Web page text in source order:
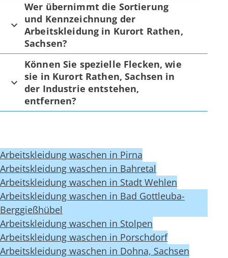
Wer übernimmt die Sortierung
und Kennzeichnung der
Arbeitskleidung in Kurort Rathen,
Sachsen?
Können Sie spezielle Flecken, wie
sie in Kurort Rathen, Sachsen in
der Industrie entstehen,
entfernen?
Arbeitskleidung waschen in Pirna
Arbeitskleidung waschen in Bahretal
Arbeitskleidung waschen in Stadt Wehlen
Arbeitskleidung waschen in Bad Gottleuba-
Berggießhübel
Arbeitskleidung waschen in Stolpen
Arbeitskleidung waschen in Porschdorf
Arbeitskleidung waschen in Dohna, Sachsen